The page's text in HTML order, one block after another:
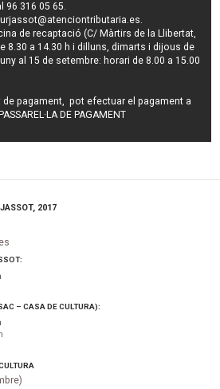
96 316 05 65.
.
de recaptació (C/ Màrtirs de la Llibertat,
8.30 a 14.30 h i dilluns, dimarts i dijous de
al 15 de setembre: horari de 8.00 a 15.00
pagament, pot efectuar el pagament a
PASSAREL·LA DE PAGAMENT
2017
– CASA DE CULTURA):